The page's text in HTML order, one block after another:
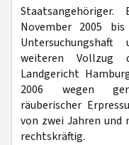
November 2005
weiteren Vollzug
Landgericht
2006 wegen
räuberischer
von zwei Jahren und
rechtskräftig.